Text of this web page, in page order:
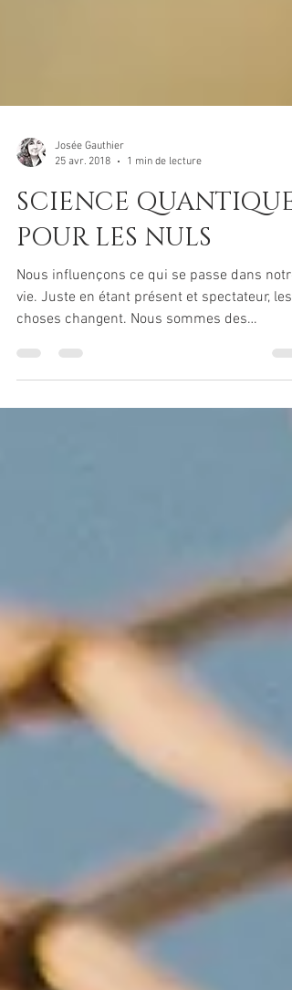
Josée Gauthier
25 avr. 2018
1 min de lecture
SCIENCE QUANTIQUE
POUR LES NULS
Nous influençons ce qui se passe dans notre
choses changent. Nous sommes des
créateurs. En...